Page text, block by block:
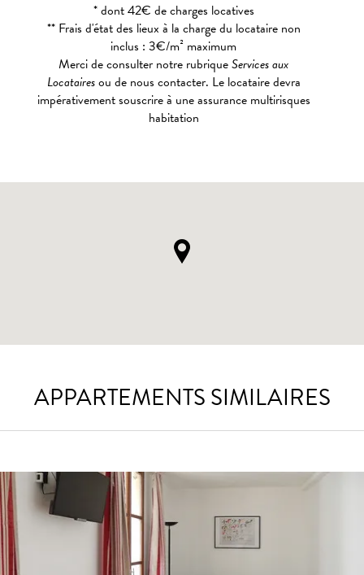
* dont 42€ de charges locatives
** Frais d'état des lieux à la charge du locataire non
inclus : 3€/m² maximum
Merci de consulter notre rubriqueServices aux
Locatairesou de nous contacter. Le locataire devra
impérativement souscrire à une assurance multirisques
habitation
APPARTEMENTS SIMILAIRES